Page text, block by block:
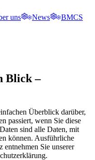
uns News
BMCS
Blick –
Überblick darüber,
passiert, wenn Sie diese
sind alle Daten, mit
können. Ausführliche
entnehmen Sie unserer